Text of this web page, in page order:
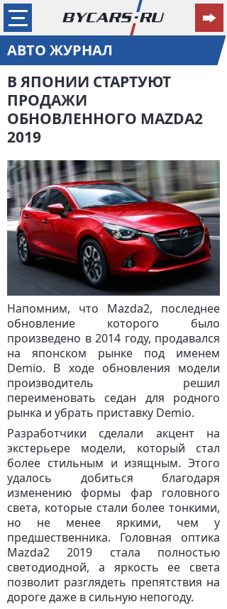
АВТО ЖУРНАЛ
В ЯПОНИИ СТАРТУЮТ
ПРОДАЖИ
ОБНОВЛЕННОГО MAZDA2
2019
Напомним, что Mazda2, последнее
обновление которого было
произведено в 2014 году, продавался
на японском рынке под именем
Demio. В ходе обновления модели
производитель решил
переименовать седан для родного
рынка и убрать приставку Demio.
Разработчики сделали акцент на
экстерьере модели, который стал
более стильным и изящным. Этого
удалось добиться благодаря
изменению формы фар головного
света, которые стали более тонкими,
но не менее яркими, чем у
предшественника. Головная оптика
Mazda2 2019 стала полностью
светодиодной, а яркость ее света
позволит разглядеть препятствия на
дороге даже в сильную непогоду.